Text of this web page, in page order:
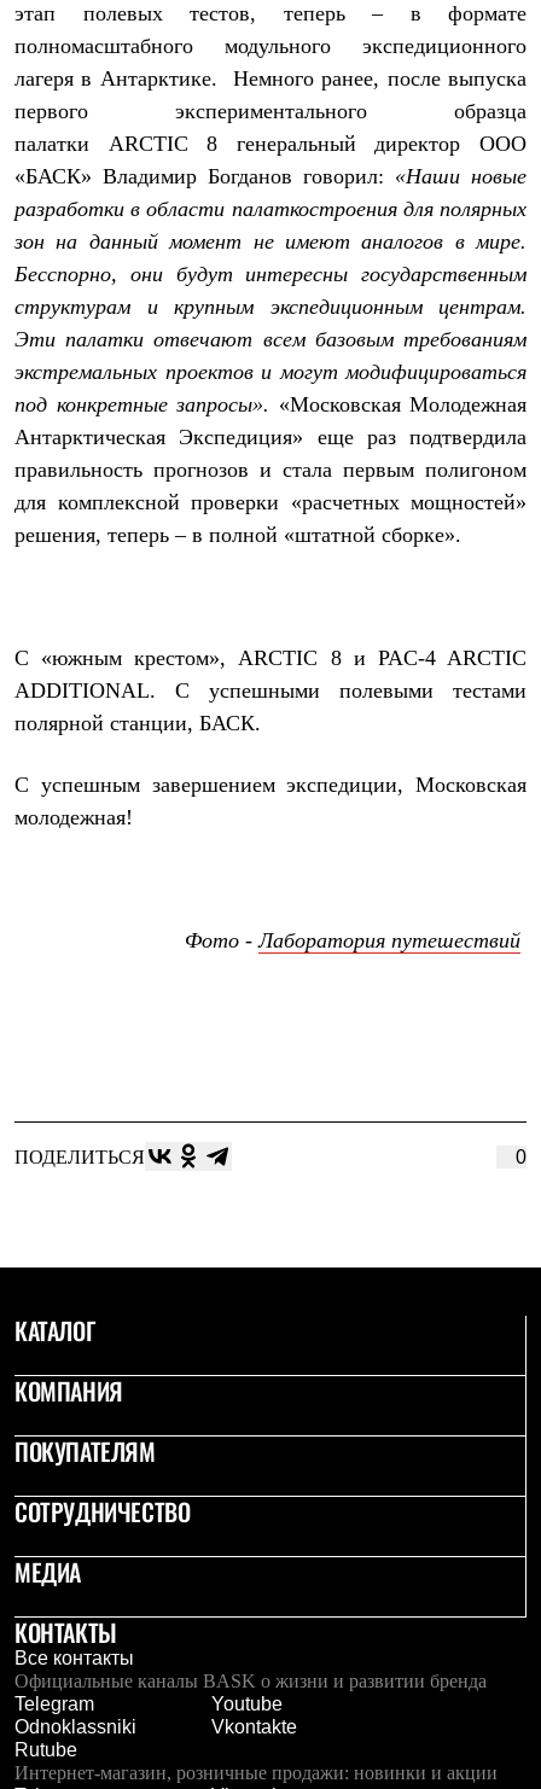
Команда Баск
Сотрудничество
Дилерам
Стать дилером
Корпоративным клиентам
Услуги
Медиа
Где купить
этап полевых тестов, теперь – в формате
полномасштабного модульного экспедиционного
лагеря в Антарктике. Немного ранее, после выпуска
первого экспериментального образца
палатки ARCTIC 8 генеральный директор ООО
«БАСК» Владимир Богданов говорил: «Наши новые
разработки в области палаткостроения для полярных
зон на данный момент не имеют аналогов в мире.
Бесспорно, они будут интересны государственным
структурам и крупным экспедиционным центрам.
Эти палатки отвечают всем базовым требованиям
экстремальных проектов и могут модифицироваться
под конкретные запросы». «Московская Молодежная
Антарктическая Экспедиция» еще раз подтвердила
правильность прогнозов и стала первым полигоном
для комплексной проверки «расчетных мощностей»
решения, теперь – в полной «штатной сборке».
С «южным крестом», ARCTIC 8 и PAC-4 ARCTIC
ADDITIONAL. С успешными полевыми тестами
полярной станции, БАСК.
С успешным завершением экспедиции, Московская
молодежная!
Фото -Лаборатория путешествий
ПОДЕЛИТЬСЯ 0
КАТАЛОГ
КОМПАНИЯ
ПОКУПАТЕЛЯМ
СОТРУДНИЧЕСТВО
МЕДИА
КОНТАКТЫ
Все контакты
Официальные каналы BASK о жизни и развитии бренда
Telegram
Youtube
Odnoklassniki
Vkontakte
Rutube
Интернет-магазин, розничные продажи: новинки и акции